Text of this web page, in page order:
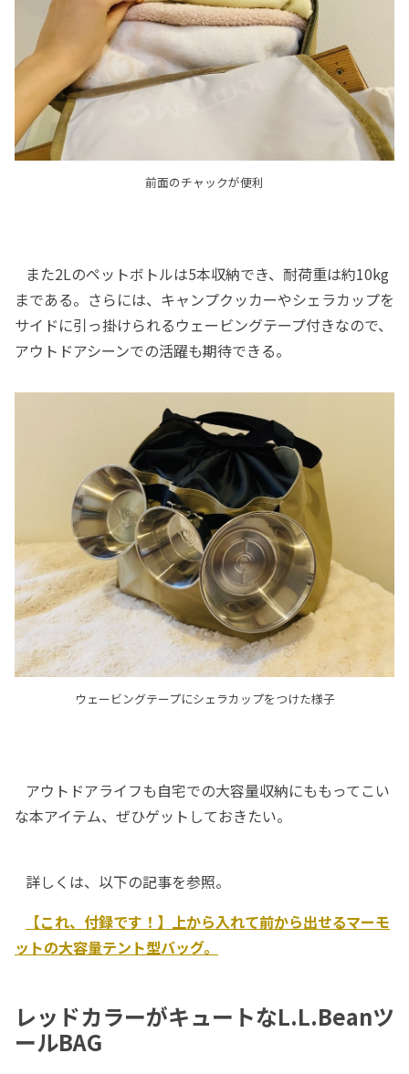
前面のチャックが便利
また2Lのペットボトルは5本収納でき、耐荷重は約10kg
まである。さらには、キャンプクッカーやシェラカップを
サイドに引っ掛けられるウェービングテープ付きなので、
アウトドアシーンでの活躍も期待できる。
ウェービングテープにシェラカップをつけた様子
アウトドアライフも自宅での大容量収納にももってこい
な本アイテム、ぜひゲットしておきたい。
詳しくは、以下の記事を参照。
【これ、付録です！】上から入れて前から出せるマーモ
ットの大容量テント型バッグ。
レッドカラーがキュートなL.L.Beanツ
ールBAG